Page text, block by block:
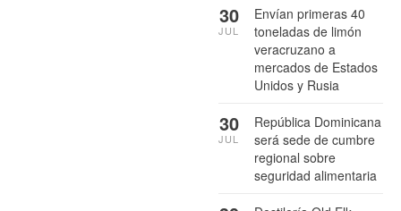
Envían primeras 40
toneladas de limón
veracruzano a
mercados de Estados
Unidos y Rusia
30
JUL
República Dominicana
será sede de cumbre
regional sobre
seguridad alimentaria
30
JUL